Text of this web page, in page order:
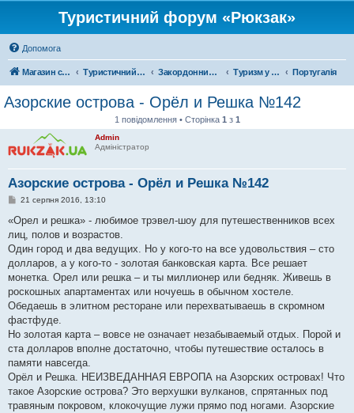
Туристичний форум «Рюкзак»
Допомога
Магазин спорядження Туристичний форум «Рюкзак» Закордонний туризм Туризм у Європі Португалія
Азорские острова - Орёл и Решка №142
1 повідомлення • Сторінка 1 з 1
Admin
Адміністратор
Азорские острова - Орёл и Решка №142
П
в
д
о
м
л
е
н
я
21 серпня 2016, 13:10
«Орел и решка» - любимое трэвел-шоу для путешественников всех
лиц, полов и возрастов.
Один город и два ведущих. Но у кого-то на все удовольствия – сто
долларов, а у кого-то - золотая банковская карта. Все решает
монетка. Орел или решка – и ты миллионер или бедняк. Живешь в
роскошных апартаментах или ночуешь в обычном хостеле.
Обедаешь в элитном ресторане или перехватываешь в скромном
фастфуде.
Но золотая карта – вовсе не означает незабываемый отдых. Порой и
ста долларов вполне достаточно, чтобы путешествие осталось в
памяти навсегда.
Орёл и Решка. НЕИЗВЕДАННАЯ ЕВРОПА на Азорских островах! Что
такое Азорские острова? Это верхушки вулканов, спрятанных под
травяным покровом, клокочущие лужи прямо под ногами. Азорские